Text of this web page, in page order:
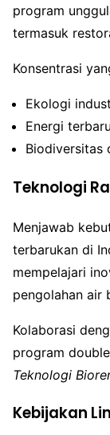
program
termasuk
Konsentrasi
Ekologi
Energi
Biodiversitas
Teknologi
Menjawab
terbarukan di
mempelajari
pengolahan air
Kolaborasi
program
Teknologi
Kebijakan